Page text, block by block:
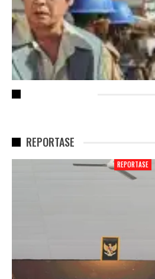
REPORTASE